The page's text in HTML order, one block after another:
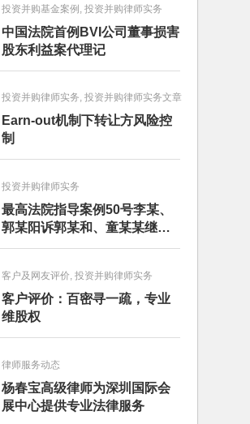
投资并购基金案例, 投资并购律师实务
中国法院首例BVI公司董事损害
股东利益案代理记
投资并购律师实务, 投资并购律师实务文章
Earn-out机制下转让方风险控
制
投资并购律师实务
最高法院指导案例50号李某、
郭某阳诉郭某和、童某某继承
纠纷案
客户及网友评价, 投资并购律师实务
客户评价：百密寻一疏，专业
维股权
律师服务动态
杨春宝高级律师为深圳国际会
展中心提供专业法律服务